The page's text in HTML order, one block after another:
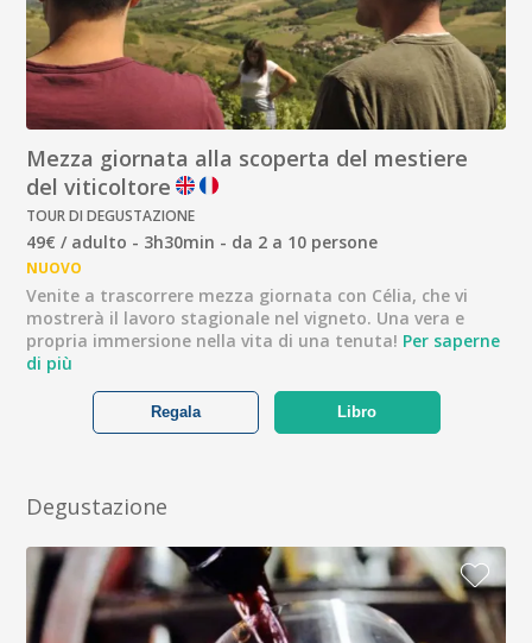
Mezza giornata alla scoperta del mestiere
del viticoltore
TOUR DI DEGUSTAZIONE
49€ / adulto - 3h30min - da 2 a 10 persone
NUOVO
Venite a trascorrere mezza giornata con Célia, che vi
mostrerà il lavoro stagionale nel vigneto. Una vera e
propria immersione nella vita di una tenuta! Per saperne
di più
Libro
Regala
Degustazione